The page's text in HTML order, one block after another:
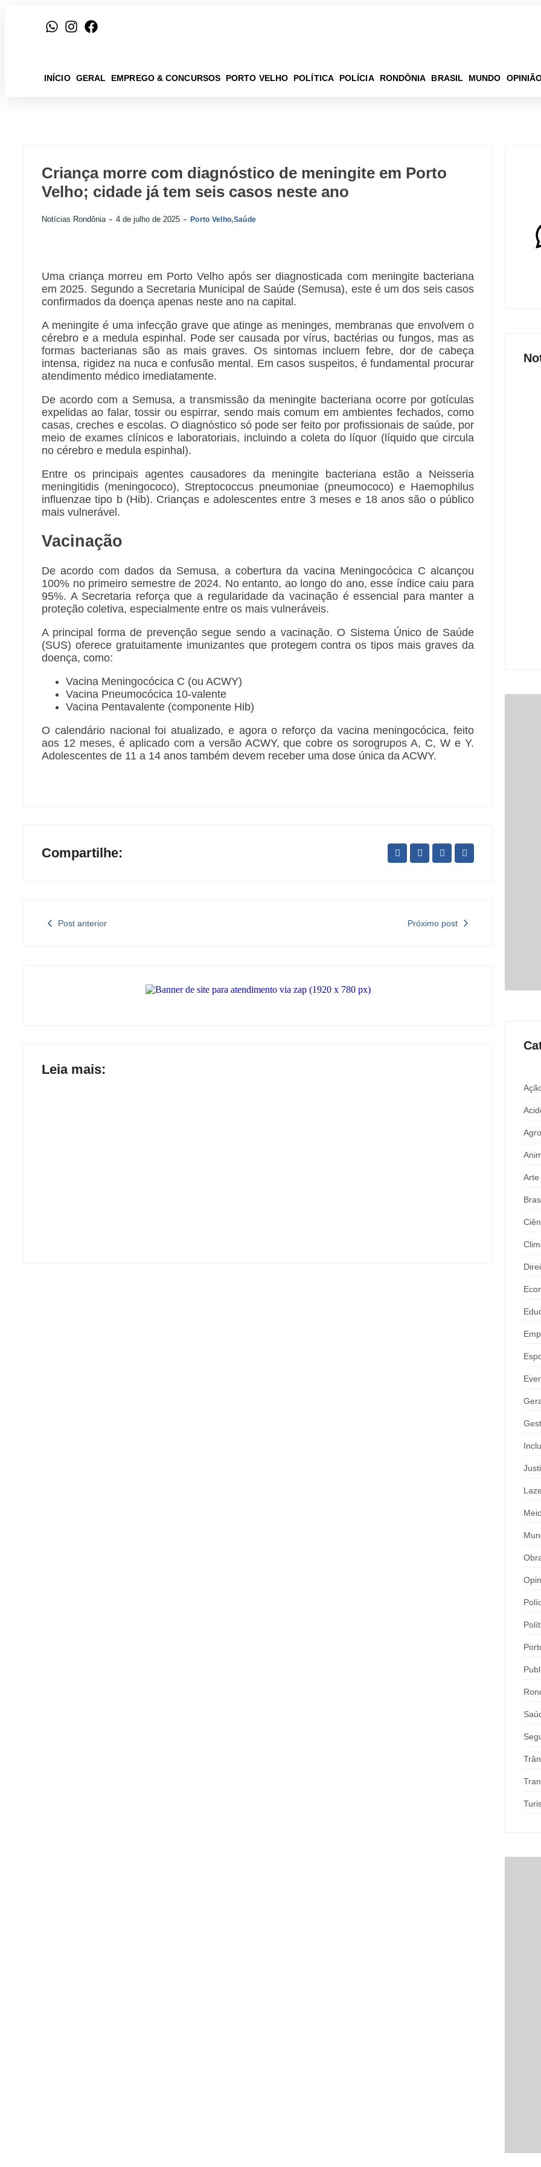
INÍCIO GERAL EMPREGO & CONCURSOS PORTO VELHO POLÍTICA POLÍCIA RONDÔNIA BRASIL MUNDO
Criança morre com diagnóstico de meningite em Porto
Velho; cidade já tem seis casos neste ano
Notícias Rondônia 4 de julho de 2025 Porto Velho,Saúde
Uma criança morreu em Porto Velho após ser diagnosticada com meningite bacteriana
em 2025. Segundo a Secretaria Municipal de Saúde (Semusa), este é um dos seis casos
confirmados da doença apenas neste ano na capital.
A meningite é uma infecção grave que atinge as meninges, membranas que envolvem o
cérebro e a medula espinhal. Pode ser causada por vírus, bactérias ou fungos, mas as
formas bacterianas são as mais graves. Os sintomas incluem febre, dor de cabeça
intensa, rigidez na nuca e confusão mental. Em casos suspeitos, é fundamental procurar
atendimento médico imediatamente.
De acordo com a Semusa, a transmissão da meningite bacteriana ocorre por gotículas
expelidas ao falar, tossir ou espirrar, sendo mais comum em ambientes fechados, como
casas, creches e escolas. O diagnóstico só pode ser feito por profissionais de saúde, por
meio de exames clínicos e laboratoriais, incluindo a coleta do líquor (líquido que circula
no cérebro e medula espinhal).
Entre os principais agentes causadores da meningite bacteriana estão a Neisseria
meningitidis (meningococo), Streptococcus pneumoniae (pneumococo) e Haemophilus
influenzae tipo b (Hib). Crianças e adolescentes entre 3 meses e 18 anos são o público
mais vulnerável.
Vacinação
De acordo com dados da Semusa, a cobertura da vacina Meningocócica C alcançou
100% no primeiro semestre de 2024. No entanto, ao longo do ano, esse índice caiu para
95%. A Secretaria reforça que a regularidade da vacinação é essencial para manter a
proteção coletiva, especialmente entre os mais vulneráveis.
A principal forma de prevenção segue sendo a vacinação. O Sistema Único de Saúde
(SUS) oferece gratuitamente imunizantes que protegem contra os tipos mais graves da
doença, como:
Vacina Meningocócica C (ou ACWY)
Vacina Pneumocócica 10-valente
Vacina Pentavalente (componente Hib)
O calendário nacional foi atualizado, e agora o reforço da vacina meningocócica, feito
aos 12 meses, é aplicado com a versão ACWY, que cobre os sorogrupos A, C, W e Y.
Adolescentes de 11 a 14 anos também devem receber uma dose única da ACWY.
Compartilhe:
Post anterior Próximo post
Leia mais:
Arte